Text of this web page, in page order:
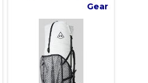
Gear